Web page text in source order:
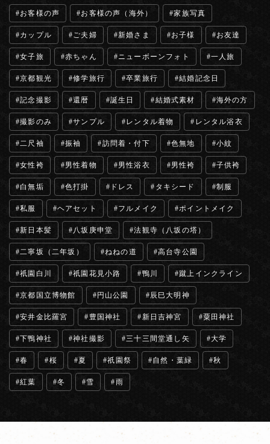
お客様の声 お客様の声（海外） 家族写真
カップル ご夫婦 新婚さま お子様 お友達
女子旅 赤ちゃん ニューボーンフォト 一人旅
京都観光 修学旅行 卒業旅行 結婚記念日
記念撮影 還暦 誕生日 結婚式素材 海外の方
撮影のみ サンプル レンタル着物 レンタル浴衣
二尺袖 振袖 訪問着・付下 色無地 小紋
女性袴 男性着物 男性浴衣 男性袴 子供袴
白無垢 色打掛 ドレス タキシード 制服
私服 ヘアセット フルメイク ポイントメイク
新日本髪 八坂庚申堂 法観寺（八坂の塔）
二寧坂（二年坂） ねねの道 高台寺公園
祇園白川 祇園花見小路 鴨川 蹴上インクライン
京都国立博物館 円山公園 辰巳大明神
安井金比羅宮 豊国神社 新日吉神宮 粟田神社
下鴨神社 神社撮影 三十三間堂通し矢 大学
春 桜 夏 祇園祭 自然・葉緑 秋
紅葉 冬 雪 雨